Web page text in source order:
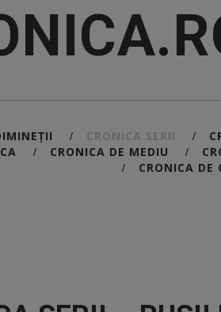
/ CRONICA SERII /
/ CRONICA DE MEDIU /
/ CRONICA DE